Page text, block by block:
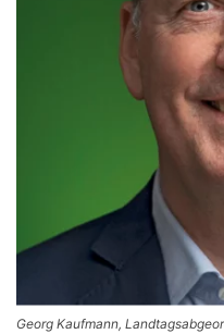
Georg Kaufmann,